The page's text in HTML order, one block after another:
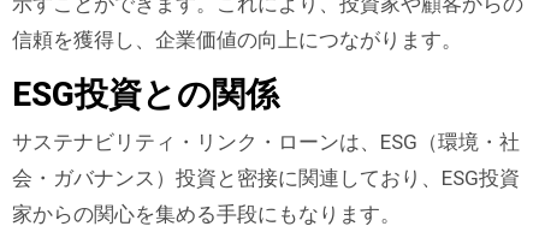
信頼を獲得し、企業価値の向上につながります。
ESG投資との関係
サステナビリティ・リンク・ローンは、ESG（環境・社
会・ガバナンス）投資と密接に関連しており、ESG投資
家からの関心を集める手段にもなります。